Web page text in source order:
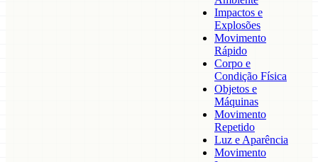
Impactos e
Explosões
Movimento
Rápido
Corpo e
Condição Física
Objetos e
Máquinas
Movimento
Repetido
Luz e Aparência
Movimento